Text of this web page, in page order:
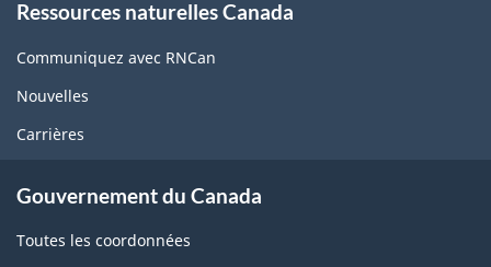
this
site
Ressources naturelles Canada
Communiquez avec RNCan
Nouvelles
Carrières
Gouvernement du Canada
Toutes les coordonnées